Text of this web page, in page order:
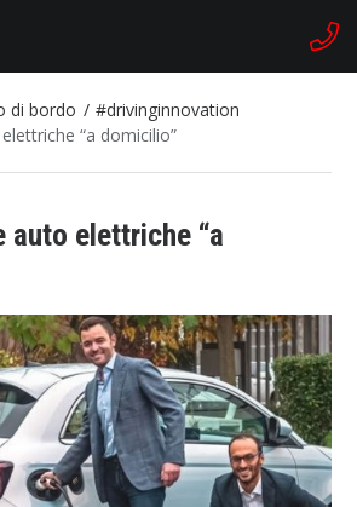
di bordo
#drivinginnovation
“a domicilio”
auto elettriche “a